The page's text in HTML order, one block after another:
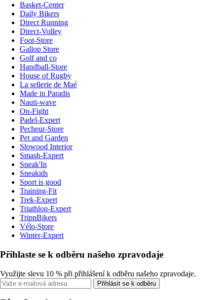
Basket-Center
Daily Bikers
Direct Running
Direct-Volley
Foot-Store
Gallop Store
Golf and co
Handball-Store
House of Rugby
La sellerie de Maé
Made in Paradis
Nauti-wave
On-Fight
Padel-Expert
Pecheur-Store
Pet and Garden
Slowood Interior
Smash-Expert
Sneak'In
Sneakids
Sport is good
Training-Fit
Trek-Expert
Triathlon-Expert
TripnBikers
Vélo-Store
Winter-Expert
Přihlaste se k odběru našeho zpravodaje
Využijte slevu 10 % při přihlášení k odběru našeho zpravodaje.
Přihlásit se k odběru